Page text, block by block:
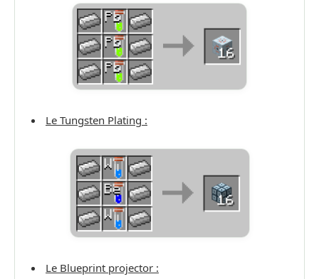
Le Tungsten Plating :
Le Blueprint projector :